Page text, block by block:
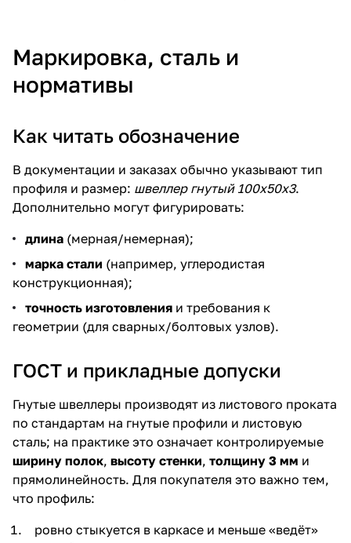
Маркировка, сталь и
нормативы
Как читать обозначение
В документации и заказах обычно указывают тип
профиля и размер: швеллер гнутый 100х50х3.
Дополнительно могут фигурировать:
длина (мерная/немерная);
марка стали (например, углеродистая
конструкционная);
точность изготовления и требования к
геометрии (для сварных/болтовых узлов).
ГОСТ и прикладные допуски
Гнутые швеллеры производят из листового проката
по стандартам на гнутые профили и листовую
сталь; на практике это означает контролируемые
ширину полок, высоту стенки, толщину 3 мм и
прямолинейность. Для покупателя это важно тем,
что профиль:
ровно стыкуется в каркасе и меньше «ведёт»